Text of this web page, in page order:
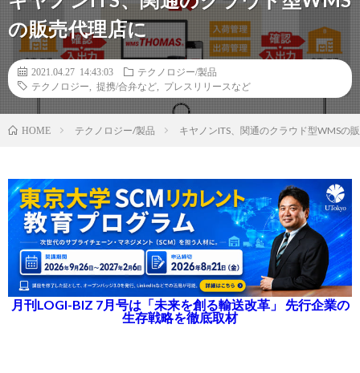
の販売代理店に
2021.04.27 14:43:03
テクノロジー/製品
テクノロジー
提携/合弁など プレスリリースなど
HOME テクノロジー/製品 キヤノンITS、関通のクラウド型WMSの
月刊LOGI-BIZ 7月号は「未来を創る輸送改革」 先行企業の
生存戦略を徹底取材